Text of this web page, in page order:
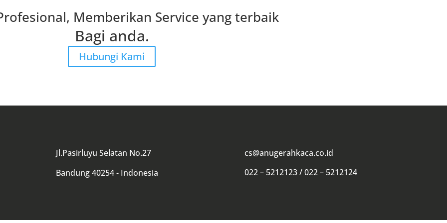
Memberikan Service yang terbaik
Bagi anda.
Hubungi Kami
Jl.Pasirluyu Selatan No.27
Bandung 40254 - Indonesia
cs@anugerahkaca.co.id
022 – 5212123 / 022 – 5212124